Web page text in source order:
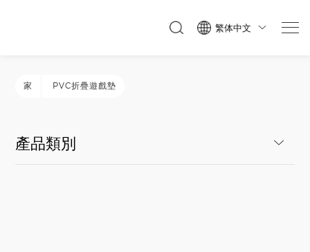
繁体中文 
家 PVC折疊遊戲墊
產品類別